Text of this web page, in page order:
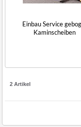
Einbau Service
Kaminscheiben
2 Artikel